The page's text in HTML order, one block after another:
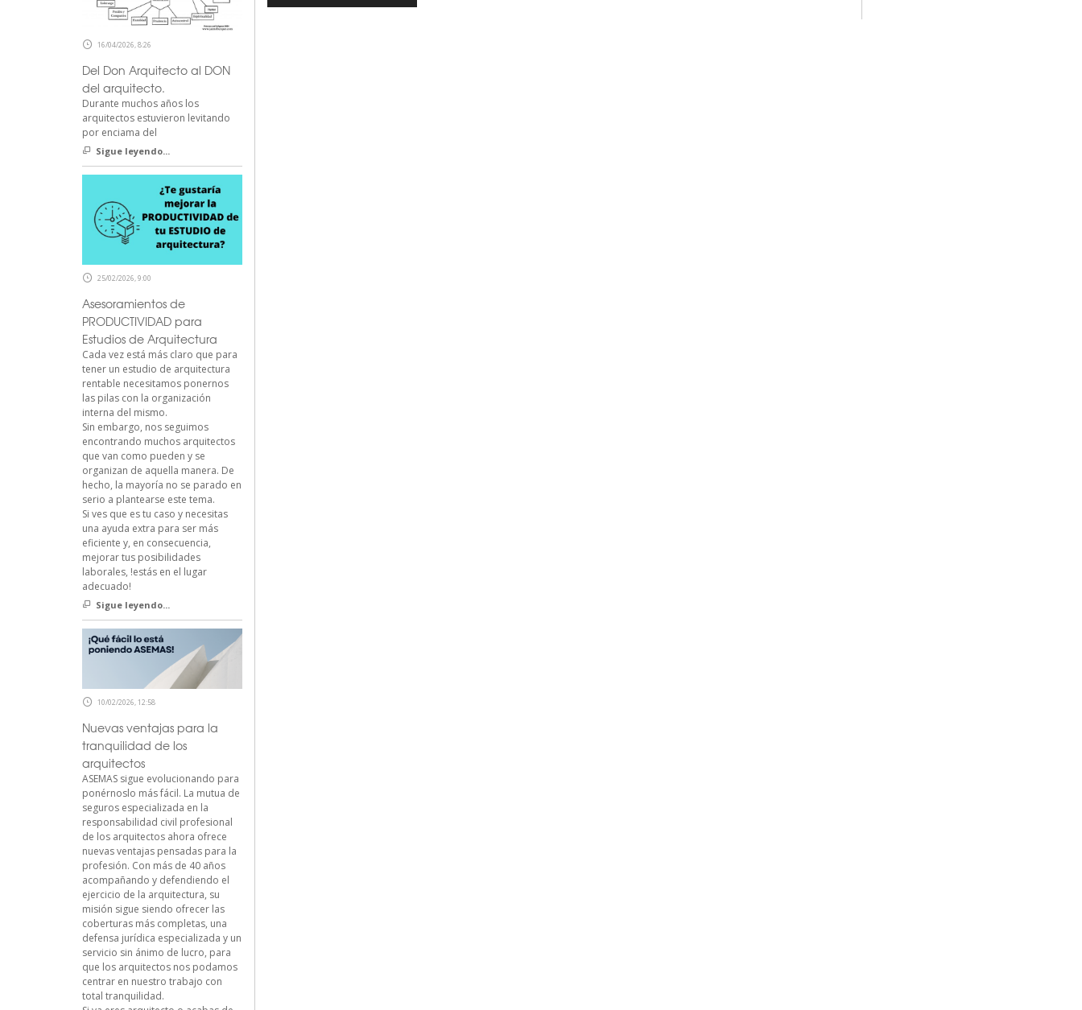
16/04/2026, 8:26
Del Don Arquitecto al DON
del arquitecto.
Durante muchos años los
arquitectos estuvieron levitando
por enciama del
Sigue leyendo...
25/02/2026, 9:00
Asesoramientos de
PRODUCTIVIDAD para
Estudios de Arquitectura
Cada vez está más claro que para
tener un estudio de arquitectura
rentable necesitamos ponernos
las pilas con la organización
interna del mismo.
Sin embargo, nos seguimos
encontrando muchos arquitectos
que van como pueden y se
organizan de aquella manera. De
hecho, la mayoría no se parado en
serio a plantearse este tema.
Si ves que es tu caso y necesitas
una ayuda extra para ser más
eficiente y, en consecuencia,
mejorar tus posibilidades
laborales, !estás en el lugar
adecuado!
Sigue leyendo...
10/02/2026, 12:58
Nuevas ventajas para la
tranquilidad de los
arquitectos
ASEMAS sigue evolucionando para
ponérnoslo más fácil. La mutua de
seguros especializada en la
responsabilidad civil profesional
de los arquitectos ahora ofrece
nuevas ventajas pensadas para la
profesión. Con más de 40 años
acompañando y defendiendo el
ejercicio de la arquitectura, su
misión sigue siendo ofrecer las
coberturas más completas, una
defensa jurídica especializada y un
servicio sin ánimo de lucro, para
que los arquitectos nos podamos
centrar en nuestro trabajo con
total tranquilidad.